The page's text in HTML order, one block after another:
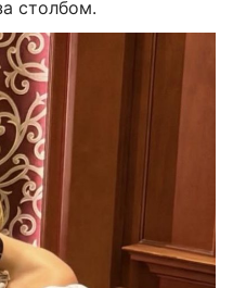
столбом.